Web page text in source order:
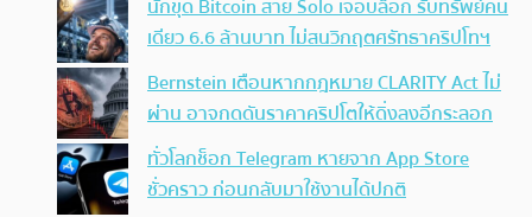
นักขุด Bitcoin สาย Solo เจอบล็อก รับทรัพย์คน
เดียว 6.6 ล้านบาท ไม่สนวิกฤตศรัทธาคริปโทฯ
Bernstein เตือนหากกฎหมาย CLARITY Act ไม่
ผ่าน อาจกดดันราคาคริปโตให้ดิ่งลงอีกระลอก
ทั่วโลกช็อก Telegram หายจาก App Store
ชั่วคราว ก่อนกลับมาใช้งานได้ปกติ